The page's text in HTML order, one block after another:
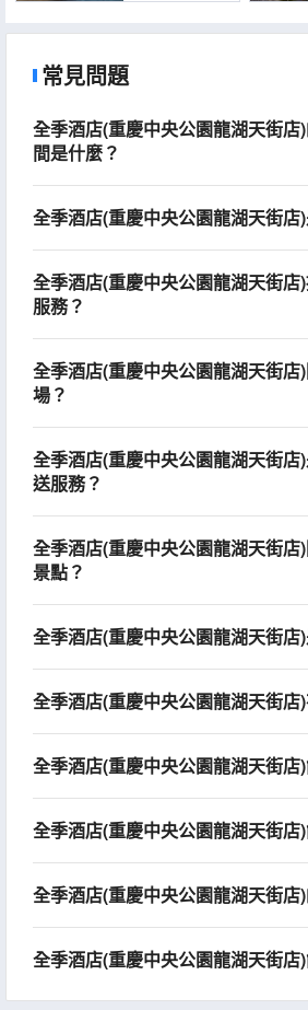
常見問題
全季酒店(重慶中央公園龍湖天街店
間是什麼？
全季酒店(重慶中央公園龍湖天街店
全季酒店(重慶中央公園龍湖天街店
服務？
全季酒店(重慶中央公園龍湖天街店
場？
全季酒店(重慶中央公園龍湖天街店
送服務？
全季酒店(重慶中央公園龍湖天街店
景點？
全季酒店(重慶中央公園龍湖天街店
全季酒店(重慶中央公園龍湖天街店
全季酒店(重慶中央公園龍湖天街店
全季酒店(重慶中央公園龍湖天街店
全季酒店(重慶中央公園龍湖天街店
全季酒店(重慶中央公園龍湖天街店